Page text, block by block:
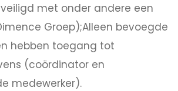
met onder andere een
Groep);Alleen bevoegde
hebben toegang tot
(coördinator en
medewerker).